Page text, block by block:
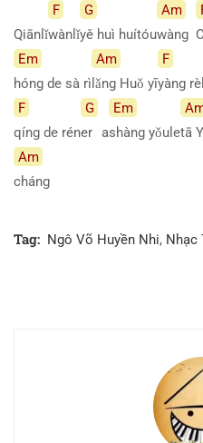
Qiānlǐ
F
wànlǐ
G
yě huì huítóu
Am
wàng
Em
hóng de sà rì
Am
lǎng Huǒ yī
F
yàng
F
qíng de rén
G
er a
Em
shàng yǒuletā
Am
cháng
Tag: Ngô Võ Huyền Nhi, Nhạc